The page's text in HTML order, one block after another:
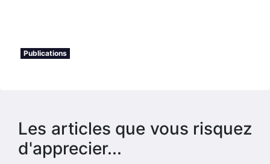
Publications
Les articles que vous risquez
d'apprecier...